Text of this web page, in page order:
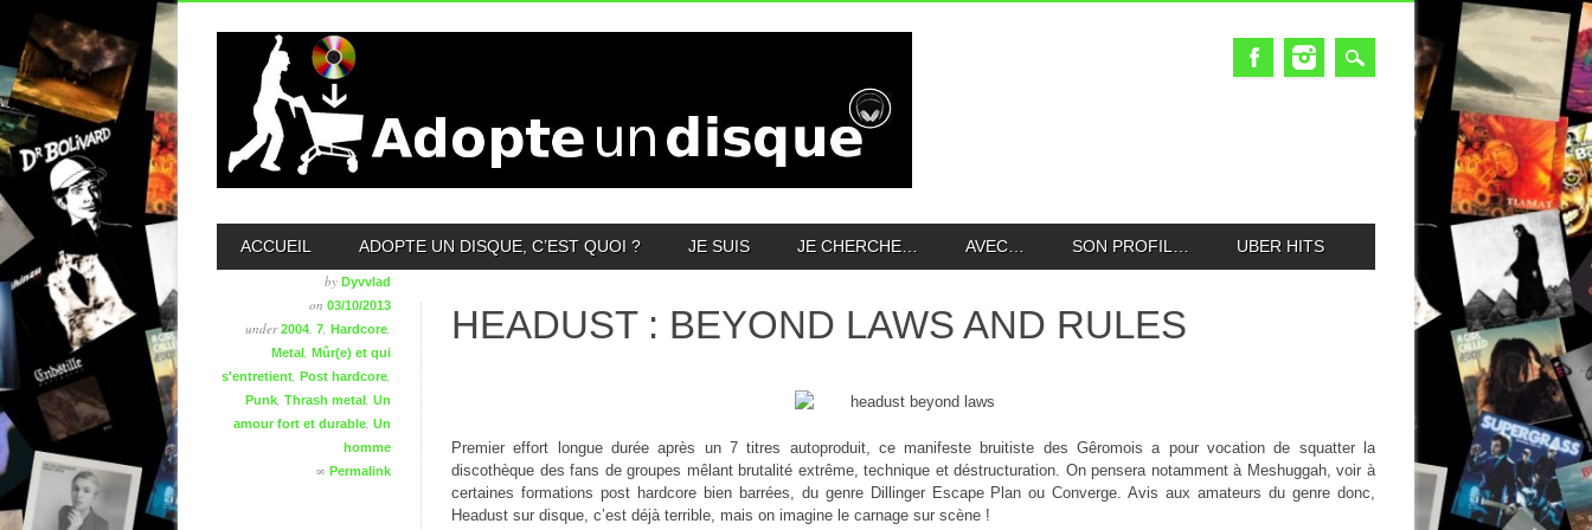
MAIN MENU
ACCUEIL ADOPTE UN DISQUE, C’EST QUOI ? JE SUIS JE CHERCHE… AVEC… SON PROFIL… UBER HITS
by Dyvvlad
on 03/10/2013
under2004 7 Hardcore
Metal Mûr(e) et qui
s'entretient Post hardcore
Punk Thrash metal Un
amour fort et durable Un
homme
∞ Permalink
HEADUST : BEYOND LAWS AND RULES
Premier effort longue durée après un 7 titres autoproduit, ce manifeste bruitiste des Gêromois a pour vocation de squatter la
discothèque des fans de groupes mêlant brutalité extrême, technique et déstructuration. On pensera notamment à Meshuggah, voir à
certaines formations post hardcore bien barrées, du genre Dillinger Escape Plan ou Converge. Avis aux amateurs du genre donc,
Headust sur disque, c’est déjà terrible, mais on imagine le carnage sur scène !